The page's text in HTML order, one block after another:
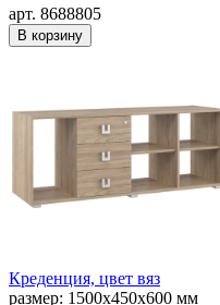
арт. 8688805
В корзину
Креденция, цвет вяз
размер: 1500x450x600 мм